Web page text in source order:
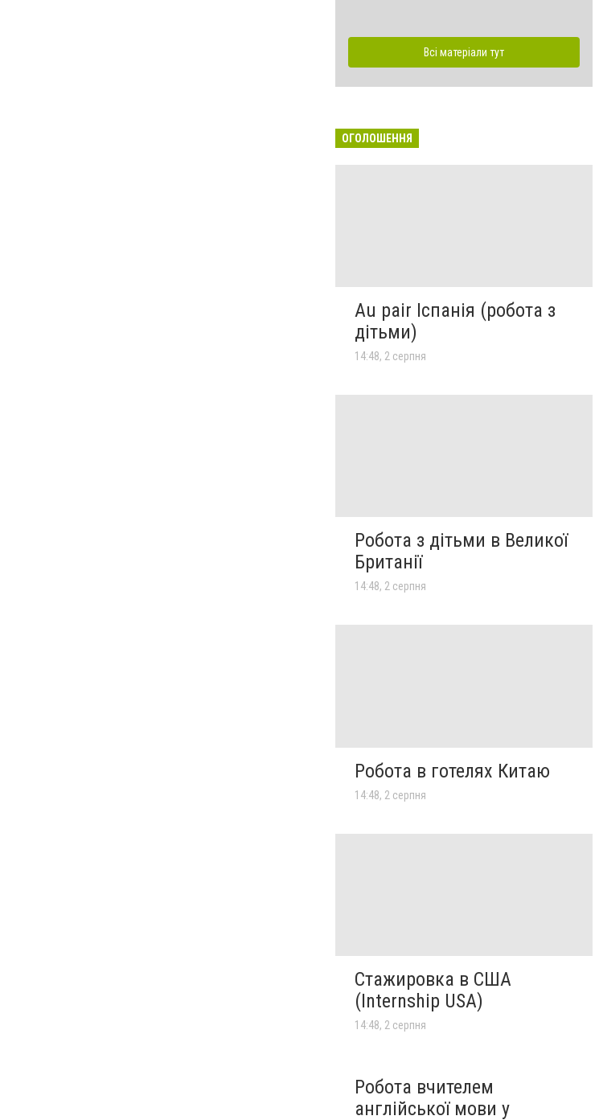
Всі матеріали тут
ОГОЛОШЕННЯ
Au pair Іспанія (робота з
дітьми)
14:48, 2 серпня
Робота з дітьми в Великої
Британії
14:48, 2 серпня
Робота в готелях Китаю
14:48, 2 серпня
Стажировка в США
(Internship USA)
14:48, 2 серпня
Робота вчителем
англійської мови у